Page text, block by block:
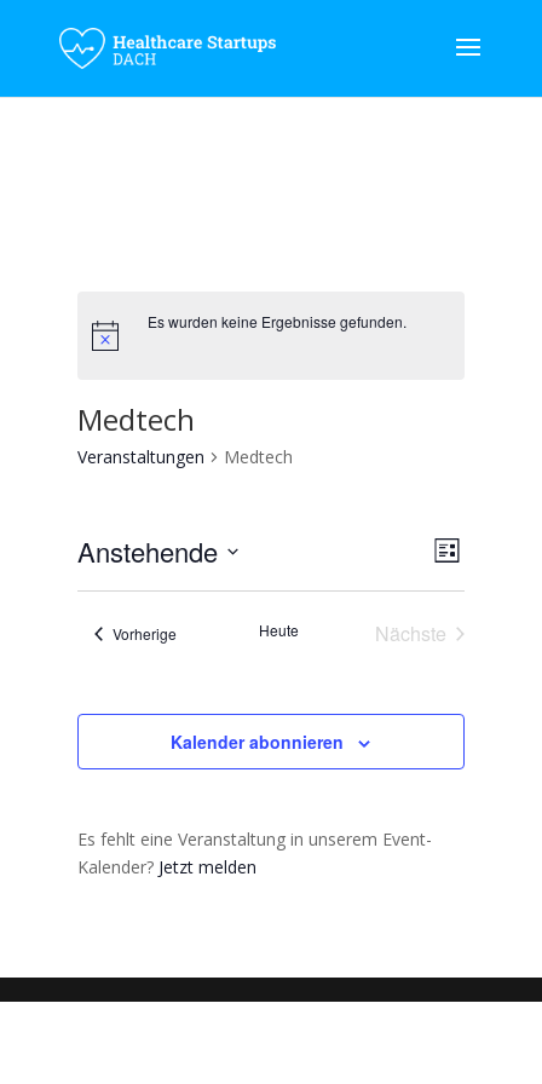
Es wurden keine Ergebnisse gefunden.
Medtech
Veranstaltungen Medtech
Liste
Anstehende
Vorherige Veranstaltungen
Heute
Nächste
Kalender abonnieren
Es fehlt eine Veranstaltung in unserem Event-
Kalender? Jetzt melden